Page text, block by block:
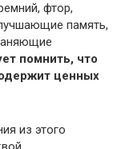
фтор,
память,
помнить, что
ценных
из этого